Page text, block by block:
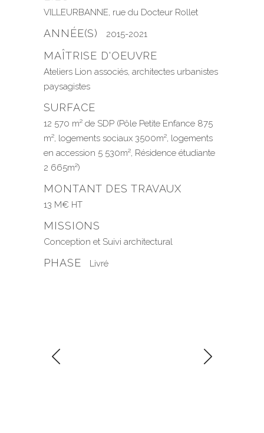
VILLEURBANNE, rue du Docteur Rollet
ANNÉE(S) 2015-2021
MAÎTRISE D'OEUVRE
Ateliers Lion associés, architectes urbanistes
paysagistes
SURFACE
12 570 m² de SDP (Pôle Petite Enfance 875
m², logements sociaux 3500m², logements
en accession 5 530m², Résidence étudiante
2 665m²)
MONTANT DES TRAVAUX
13 M€ HT
MISSIONS
Conception et Suivi architectural
PHASE Livré